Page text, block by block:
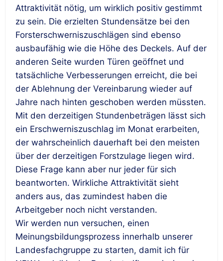
Attraktivität nötig, um wirklich positiv gestimmt
zu sein. Die erzielten Stundensätze bei den
Forsterschwerniszuschlägen sind ebenso
ausbaufähig wie die Höhe des Deckels. Auf der
anderen Seite wurden Türen geöffnet und
tatsächliche Verbesserungen erreicht, die bei
der Ablehnung der Vereinbarung wieder auf
Jahre nach hinten geschoben werden müssten.
Mit den derzeitigen Stundenbeträgen lässt sich
ein Erschwerniszuschlag im Monat erarbeiten,
der wahrscheinlich dauerhaft bei den meisten
über der derzeitigen Forstzulage liegen wird.
Diese Frage kann aber nur jeder für sich
beantworten. Wirkliche Attraktivität sieht
anders aus, das zumindest haben die
Arbeitgeber noch nicht verstanden.
Wir werden nun versuchen, einen
Meinungsbildungsprozess innerhalb unserer
Landesfachgruppe zu starten, damit ich für